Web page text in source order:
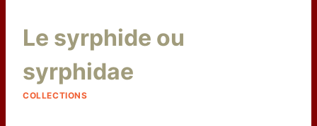
COLLECTIONS
Le syrphide ou
syrphidae
niro